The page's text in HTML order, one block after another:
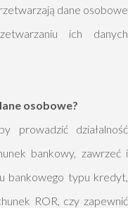
dane osobowe
ich danych
osobowe?
prowadzić działalność
bankowy, zawrzeć i
bankowego typu kredyt,
ROR, czy zapewnić